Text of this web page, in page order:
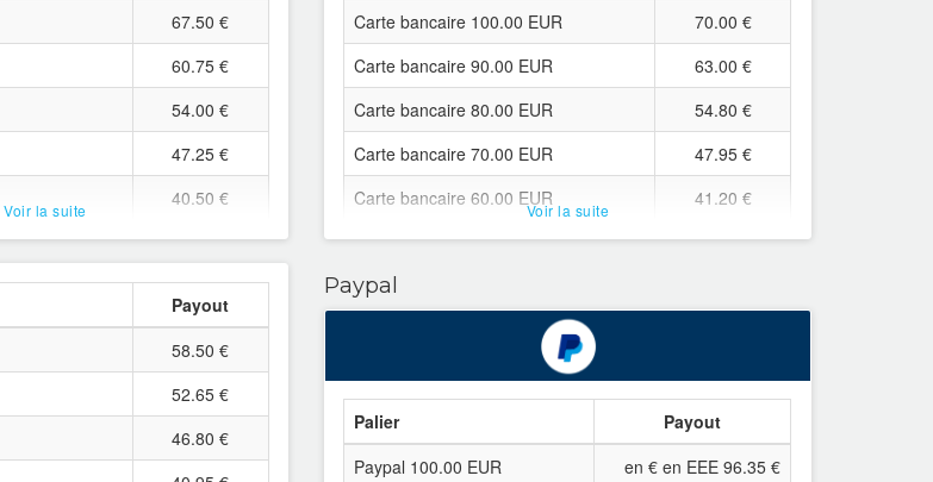
Voir la suite
67.50 €
60.75 €
54.00 €
47.25 €
40.50 €
33.75 €
30.38 €
27.00 €
23.63 €
20.25 €
16.88 €
Voir la suite
Carte bancaire 100.00 EUR
70.00 €
Carte bancaire 90.00 EUR
63.00 €
Carte bancaire 80.00 EUR
54.80 €
Carte bancaire 70.00 EUR
47.95 €
Carte bancaire 60.00 EUR
41.20 €
Carte bancaire 50.00 EUR
34.25 €
Carte bancaire 45.00 EUR
Carte bancaire 40.00 EUR
Carte bancaire 35.00 EUR
Carte bancaire 30.00 EUR
20.55 €
Carte bancaire 25.00 EUR
17.20 €
Payout
58.50 €
52.65 €
46.80 €
Paypal
Palier
Payout
Paypal 100.00 EUR
en € en EEE 96.35 €